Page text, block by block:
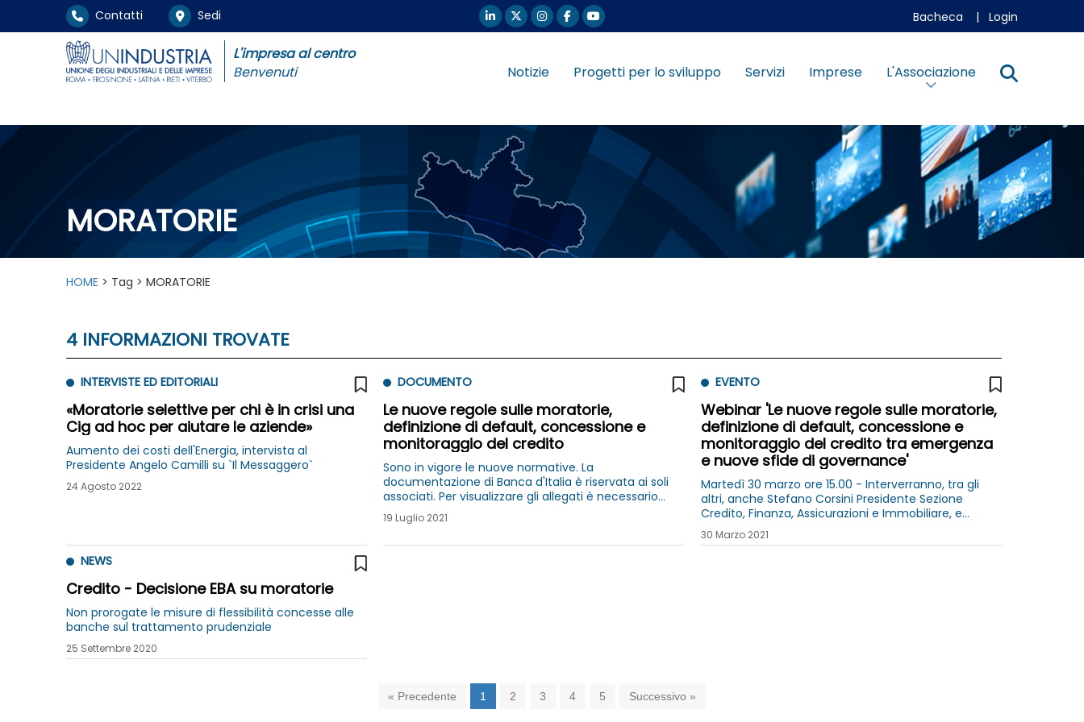
Contatti Sedi Bacheca | Login
L'impresa al centro
Benvenuti
Notizie Progetti per lo sviluppo Servizi Imprese L'Associazione
MORATORIE
HOME > Tag > MORATORIE
4 INFORMAZIONI TROVATE
INTERVISTE ED EDITORIALI
«Moratorie selettive per chi è in crisi una
Cig ad hoc per aiutare le aziende»
Aumento dei costi dell'Energia, intervista al
Presidente Angelo Camilli su `Il Messaggero`
24 Agosto 2022
DOCUMENTO
Le nuove regole sulle moratorie,
definizione di default, concessione e
monitoraggio del credito
Sono in vigore le nuove normative. La
documentazione di Banca d'Italia è riservata ai soli
associati. Per visualizzare gli allegati è necessario
accedere con la password.
19 Luglio 2021
EVENTO
Webinar 'Le nuove regole sulle moratorie,
definizione di default, concessione e
monitoraggio del credito tra emergenza
e nuove sfide di governance'
Martedì 30 marzo ore 15.00 - Interverranno, tra gli
altri, anche Stefano Corsini Presidente Sezione
Credito, Finanza, Assicurazioni e Immobiliare, e
Rosario Zoino Presidente Gruppo Tecnico Credito e
Finanza
30 Marzo 2021
NEWS
Credito - Decisione EBA su moratorie
Non prorogate le misure di flessibilità concesse alle
banche sul trattamento prudenziale
25 Settembre 2020
« Precedente 1 2 3 4 5 Successivo »